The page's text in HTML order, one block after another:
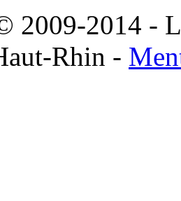
2009-2014 -
Rhin -